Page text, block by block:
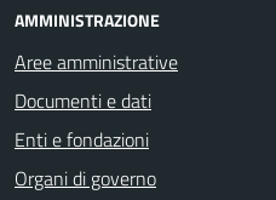
AMMINISTRAZIONE
Aree amministrative
Documenti e dati
Enti e fondazioni
Organi di governo